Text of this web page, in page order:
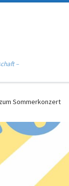
–
Sommerkonzert